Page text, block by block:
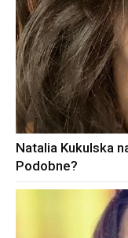
Natalia Kukulska
Podobne?